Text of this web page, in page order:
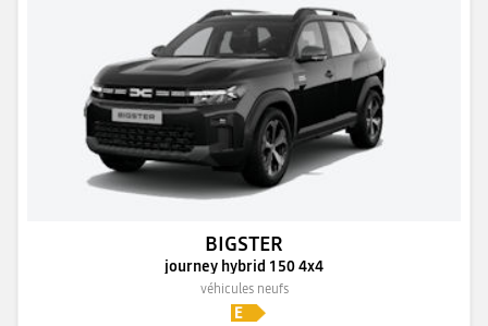
BIGSTER
journey hybrid 150 4x4
véhicules neufs